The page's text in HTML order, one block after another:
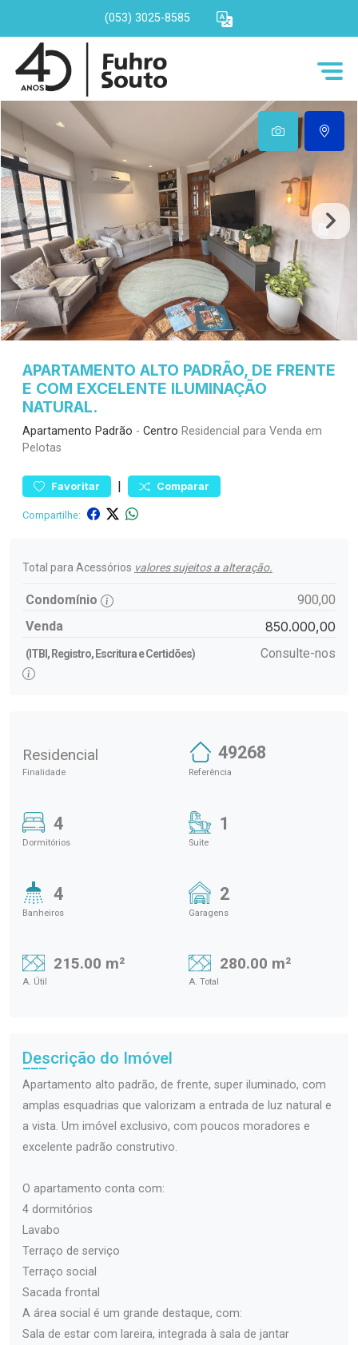
(053) 3025-8585
APARTAMENTO ALTO PADRÃO, DE FRENTE
E COM EXCELENTE ILUMINAÇÃO
NATURAL.
Apartamento Padrão - Centro Residencial para Venda em
Pelotas
Favoritar | Comparar
Compartilhe:
Total para Acessórios valores sujeitos a alteração.
Condomínio
900,00
Venda
850.000,00
(ITBI, Registro, Escritura e Certidões) Consulte-nos
Residencial
Finalidade
49268
Referência
4
Dormitórios
1
Suite
4
Banheiros
2
Garagens
215.00 m²
A. Útil
280.00 m²
A. Total
Descrição do Imóvel
Apartamento alto padrão, de frente, super iluminado, com
amplas esquadrias que valorizam a entrada de luz natural e
a vista. Um imóvel exclusivo, com poucos moradores e
excelente padrão construtivo.
O apartamento conta com:
4 dormitórios
Lavabo
Terraço de serviço
Terraço social
Sacada frontal
A área social é um grande destaque, com:
Sala de estar com lareira, integrada à sala de jantar